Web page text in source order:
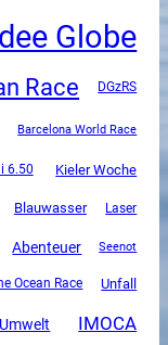
Globe
Race DGzRS
Barcelona World Race
6.50 Kieler Woche
Blauwasser Laser
Abenteuer Seenot
Ocean Race Unfall
Umwelt IMOCA